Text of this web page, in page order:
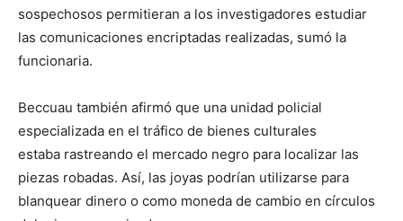
sospechosos permitieran a los investigadores estudiar
las comunicaciones encriptadas realizadas, sumó la
funcionaria.
Beccuau también afirmó que una unidad policial
especializada en el tráfico de bienes culturales
estaba rastreando el mercado negro para localizar las
piezas robadas. Así, las joyas podrían utilizarse para
blanquear dinero o como moneda de cambio en círculos